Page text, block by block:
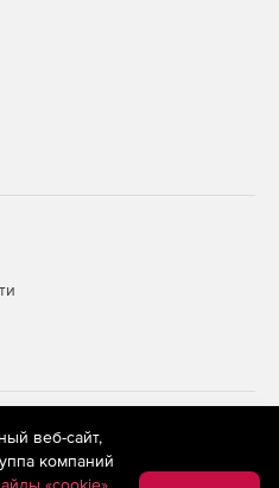
применяются
(информационные технологии
основе сбора,
веб-сайт,
компаний